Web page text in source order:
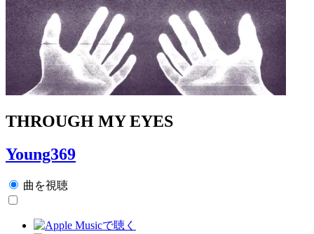
THROUGH MY EYES
Young369
曲を視聴